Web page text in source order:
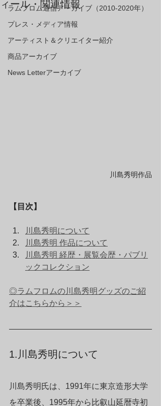
ラムフロム通信アーカイブ（2010-2020年）
プレス・メディア情報
アーティスト＆クリエイター紹介
商品アーカイブ
News Letterアーカイブ
ィール・関連情報
川島秀明作品
【目次】
川島秀明について
川島秀明 作品について
川島秀明 経歴・展覧会歴・パブリ
ックコレクション
◎ラムフロムの川島秀明グッズのご紹
介はこちらから＞＞
1.川島秀明について
川島秀明氏は、1991年に東京造形大学
を卒業後、1995年から比叡山延暦寺初